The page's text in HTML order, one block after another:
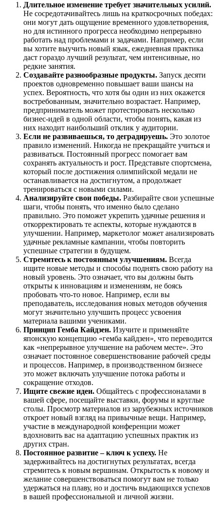
Длительное изменение требует значительных усилий.
Не сосредотачивайтесь лишь на краткосрочных победах:
они могут дать ощущение временного удовлетворения,
но для истинного прогресса необходимо непрерывно
работать над проблемами и задачами. Например, если
вы хотите выучить новый язык, ежедневная практика
даст гораздо лучший результат, чем интенсивные, но
редкие занятия.
Создавайте разнообразные продукты. Запуск десяти
проектов одновременно повышает ваши шансы на
успех. Вероятность, что хотя бы один из них окажется
востребованным, значительно возрастает. Например,
предприниматель может протестировать несколько
бизнес-идей в одной области, чтобы понять, какая из
них находит наибольший отклик у аудитории.
Если не развиваешься, то деградируешь. Это золотое
правило изменений. Никогда не прекращайте учиться и
развиваться. Постоянный прогресс помогает вам
сохранять актуальность и рост. Представьте спортсмена,
который после достижения олимпийской медали не
останавливается на достигнутом, а продолжает
тренироваться с новыми силами.
Анализируйте свои победы. Разбирайте свои успешные
шаги, чтобы понять, что именно было сделано
правильно. Это поможет укрепить удачные решения и
откорректировать те аспекты, которые нуждаются в
улучшении. Например, маркетолог может анализировать
удачные рекламные кампании, чтобы повторить
успешные стратегии в будущем.
Стремитесь к постоянным улучшениям. Всегда
ищите новые методы и способы поднять свою работу на
новый уровень. Это означает, что вы должны быть
открыты к инновациям и изменениям, не боясь
пробовать что-то новое. Например, если вы
преподаватель, исследования новых методов обучения
могут значительно улучшить процесс усвоения
материала вашими учениками.
Принцип Гемба Кайдзен. Изучите и применяйте
японскую концепцию «гемба кайдзен», что переводится
как «непрерывное улучшение на рабочем месте». Это
означает постоянное совершенствование рабочей среды
и процессов. Например, в производственном бизнесе
это может включать улучшение потока работы и
сокращение отходов.
Ищите свежие идеи. Общайтесь с профессионалами в
вашей сфере, посещайте выставки, форумы и круглые
столы. Просмотр материалов из зарубежных источников
откроет новый взгляд на привычные вещи. Например,
участие в международной конференции может
вдохновить вас на адаптацию успешных практик из
других стран.
Постоянное развитие – ключ к успеху. Не
задерживайтесь на достигнутых результатах, всегда
стремитесь к новым вершинам. Открытость к новому и
желание совершенствоваться помогут вам не только
удержаться на плаву, но и достичь выдающихся успехов
в вашей профессиональной и личной жизни.